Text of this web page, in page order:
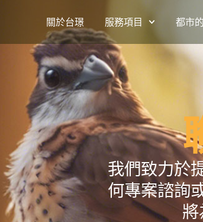
關於台璟 服務項目 都市
我們致力於
何專案諮詢